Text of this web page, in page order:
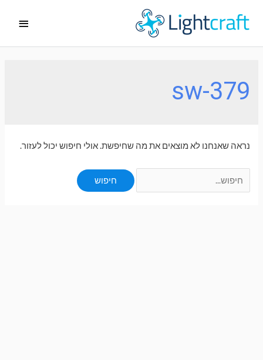
לתוכן
ראשי
sw-379
נראה שאנחנו לא מוצאים את מה שחיפשת. אולי חיפוש יכול לעזור.
for: